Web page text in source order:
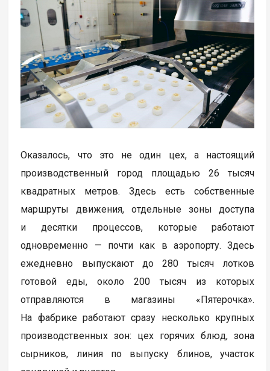
Оказалось, что это не один цех, а настоящий
производственный город площадью 26 тысяч
квадратных метров. Здесь есть собственные
маршруты движения, отдельные зоны доступа
и десятки процессов, которые работают
одновременно — почти как в аэропорту. Здесь
ежедневно выпускают до 280 тысяч лотков
готовой еды, около 200 тысяч из которых
отправляются в магазины «Пятерочка».
На фабрике работают сразу несколько крупных
производственных зон: цех горячих блюд, зона
сырников, линия по выпуску блинов, участок